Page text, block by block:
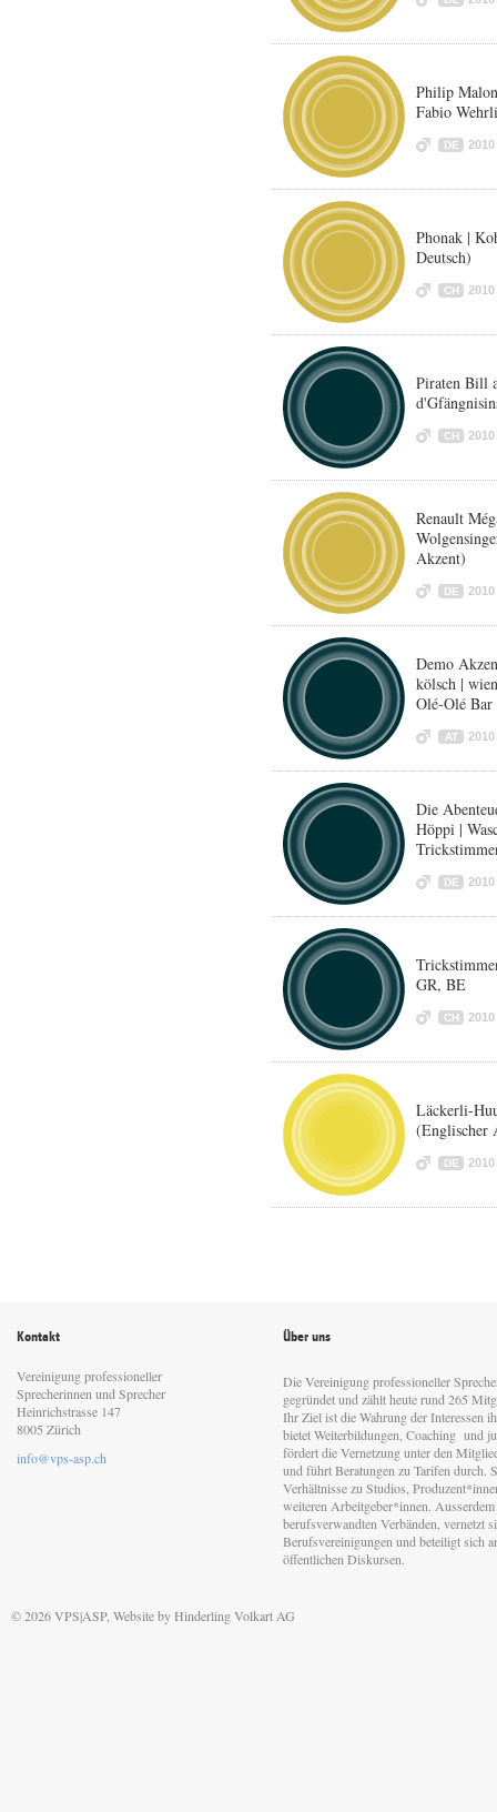
Philip
Fabio
DE 2010
Phonak |
Deutsch)
CH 2010
Piraten Bill
CH 2010
Renault
Akzent)
DE 2010
Demo
kölsch |
Olé-Olé Bar
AT 2010
Die
Höppi |
DE 2010
GR, BE
CH 2010
Läckerli-
(Englischer
DE 2010
Kontakt
Vereinigung professioneller
Sprecherinnen und Sprecher
Heinrichstrasse 147
8005 Zürich
info@vps-asp.ch
Über uns
Die Vereinigung professioneller
gegründet und zählt heute rund 265
Ihr Ziel ist die Wahrung der Interessen
bietet Weiterbildungen, Coaching und
fördert die Vernetzung unter den
und führt Beratungen zu Tarifen durch.
Verhältnisse zu Studios,
weiteren Arbeitgeber*innen.
berufsverwandten Verbänden, vernetzt
Berufsvereinigungen und beteiligt sich
öffentlichen Diskursen.
© 2026 VPS|ASP, Website byHinderling Volkart AG